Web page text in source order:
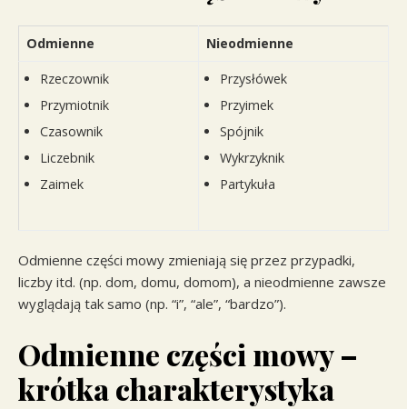
Odmienne Nieodmienne
Rzeczownik
Przymiotnik
Czasownik
Liczebnik
Zaimek
Przysłówek
Przyimek
Spójnik
Wykrzyknik
Partykuła
Odmienne części mowy zmieniają się przez przypadki,
liczby itd. (np. dom, domu, domom), a nieodmienne zawsze
wyglądają tak samo (np. “i”, “ale”, “bardzo”).
Odmienne części mowy –
krótka charakterystyka